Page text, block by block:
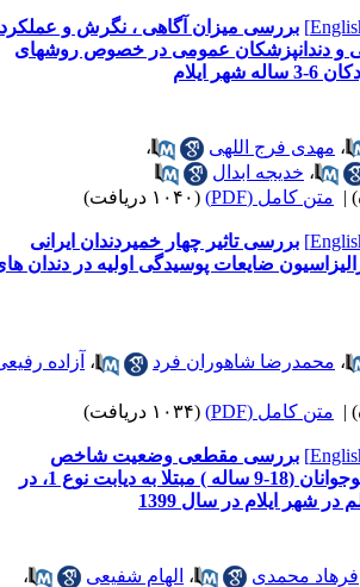
بررسی میزان آگاهی ، نگرش و عملکرد
و دندانپزشکان عمومی در خصوص روشهای
،مهدی فرج اللهی
،
،خدیجه ابدال
متن کامل (PDF) (۱۰۴۰ دریافت)
بررسی تاثیر چهار خمیردندان ایرانی
ضایعات پوسیدگی اولیه در دندان های
،محمدرضا شاهوران فرد ،آزاده رفیعی
متن کامل (PDF) (۱۰۳۴ دریافت)
بررسی مقطعی وضعیت شاخص
DMFT در کودکان و نوجوانان (18-9 ساله ) مبتلا به دیابت نوع 1، در
شهر ایلام در سال 1399
محمدی ،الهام شفیعی
،